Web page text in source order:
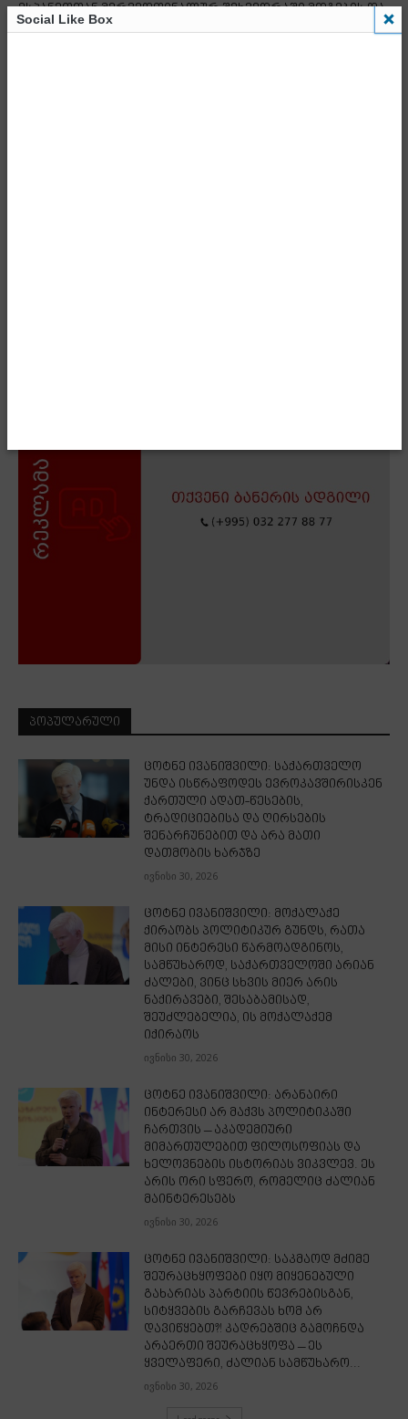
ესპანეთთან მერვედფინალურ შეხვედრაში მოგების და
შემდეგ ეტაპზე გასვლის შემთხვევაში, საქართველოს
ᲞᲝᲞᲣᲚᲐᲠᲣᲚᲘ
ცოტნე ივანიშვილი: საქართველო
უნდა ისწრაფოდეს ევროკავშირისკენ
ქართული ადათ-წესების,
ტრადიციებისა და ღირსების
შენარჩუნებით და არა მათი
დათმობის ხარჯზე
ივნისი 30, 2026
ცოტნე ივანიშვილი: მოქალაქე
ქირაობს პოლიტიკურ გუნდს, რათა
მისი ინტერესი წარმოადგინოს,
სამწუხაროდ, საქართველოში არიან
ძალები, ვინც სხვის მიერ არის
ნაქირავები, შესაბამისად,
შეუძლებელია, ის მოქალაქემ
იქირაოს
ივნისი 30, 2026
ცოტნე ივანიშვილი: არანაირი
ინტერესი არ მაქვს პოლიტიკაში
ჩართვის – აკადემიური
მიმართულებით ფილოსოფიას და
ხელოვნების ისტორიას ვიკვლევ. ეს
არის ორი სფერო, რომელიც ძალიან
მაინტერესებს
ივნისი 30, 2026
ცოტნე ივანიშვილი: საკმაოდ მძიმე
შეურაცხყოფები იყო მიყენებული
გახარიას პარტიის წევრებისგან,
სიტყვების გარჩევას ხომ არ
დავიწყებთ?! კადრებშიც გამოჩნდა
არაერთი შეურაცხყოფა – ეს
ყველაფერი, ძალიან სამწუხარო...
ივნისი 30, 2026
Social Like Box